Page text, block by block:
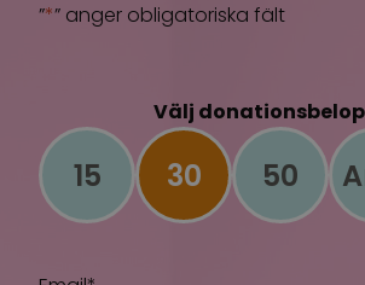
”*” anger obligatoriska fält
Välj
15 30 50